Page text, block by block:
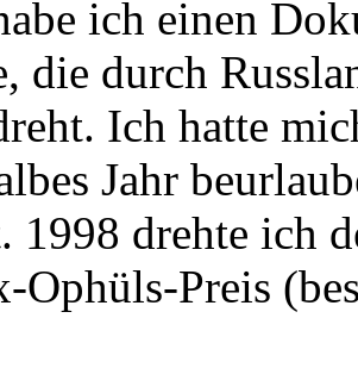
ich einen
die durch
Ich hatte
Jahr
1998 drehte ich
Ophüls-Preis